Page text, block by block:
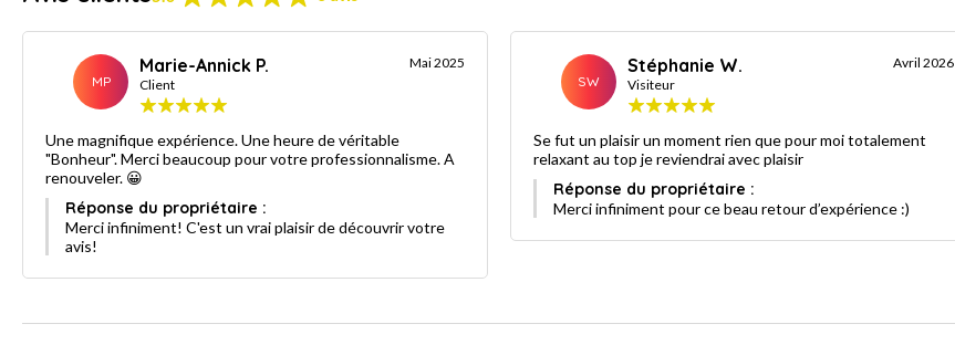
MP
Marie-Annick P.
Client
Mai 2025
Une magnifique expérience. Une heure de véritable
"Bonheur". Merci beaucoup pour votre professionnalisme. A
renouveler. 😀
Réponse du propriétaire :
Merci infiniment! C'est un vrai plaisir de découvrir votre
avis!
SW
Stéphanie W.
Visiteur
Avril 2026
Se fut un plaisir un moment rien que pour moi totalement
relaxant au top je reviendrai avec plaisir
Réponse du propriétaire :
Merci infiniment pour ce beau retour d’expérience :)